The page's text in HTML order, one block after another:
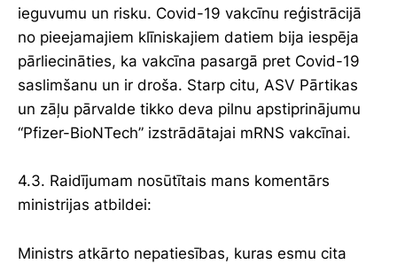
ieguvumu un risku. Covid-19 vakcīnu reģistrācijā
no pieejamajiem klīniskajiem datiem bija iespēja
pārliecināties, ka vakcīna pasargā pret Covid-19
saslimšanu un ir droša. Starp citu, ASV Pārtikas
un zāļu pārvalde tikko deva pilnu apstiprinājumu
“Pfizer-BioNTech” izstrādātajai mRNS vakcīnai.
4.3. Raidījumam nosūtītais mans komentārs
ministrijas atbildei:
Ministrs atkārto nepatiesības, kuras esmu cita